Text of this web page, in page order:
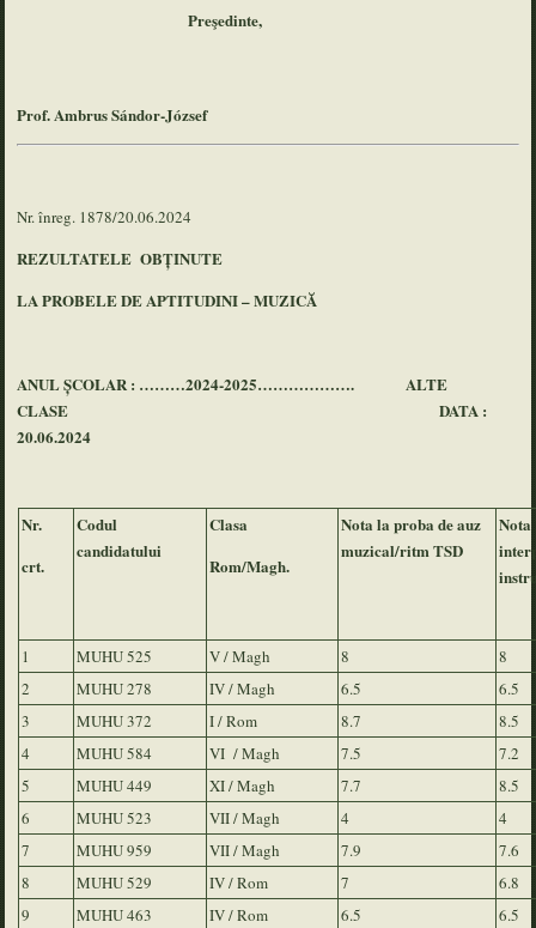
Preşedinte,
Prof. Ambrus Sándor-József
Nr. înreg. 1878/20.06.2024
REZULTATELE OBȚINUTE
LA PROBELE DE APTITUDINI – MUZICĂ
ANUL ȘCOLAR : ………2024-2025………………. ALTE
CLASE DATA :
20.06.2024
Nr.
crt.
Codul
candidatului
Clasa
Rom/Magh.
Nota la proba de auz
muzical/ritm TSD
Nota
1 MUHU 525 V / Magh 8
8
2
MUHU 278 IV / Magh 6.5
6.5
3
MUHU 372 I / Rom 8.7
8.5
4
MUHU 584 VI / Magh 7.5
7.2
5
MUHU 449 XI / Magh 7.7
8.5
6
MUHU 523 VII / Magh 4
4
7
MUHU 959 VII / Magh 7.9
7.6
8
MUHU 529 IV / Rom 7
6.8
9
MUHU 463 IV / Rom 6.5
6.5